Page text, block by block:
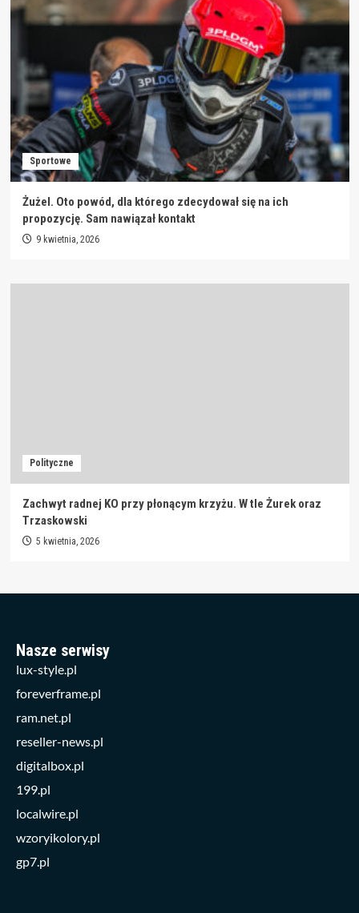
Sportowe
Żużel. Oto powód, dla którego zdecydował się na ich
propozycję. Sam nawiązał kontakt
9 kwietnia, 2026
Polityczne
Zachwyt radnej KO przy płonącym krzyżu. W tle Żurek oraz
Trzaskowski
5 kwietnia, 2026
Nasze serwisy
lux-style.pl
foreverframe.pl
ram.net.pl
reseller-news.pl
digitalbox.pl
199.pl
localwire.pl
wzoryikolory.pl
gp7.pl